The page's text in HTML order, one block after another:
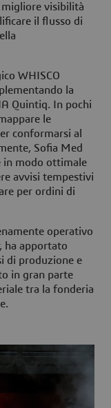
visibilità
il flusso di
WHISCO
la
Quintiq. In pochi
le
conformarsi al
Sofia Med
in modo ottimale
avvisi tempestivi
per ordini di
operativo
ha apportato
di produzione e
in gran parte
tra la fonderia